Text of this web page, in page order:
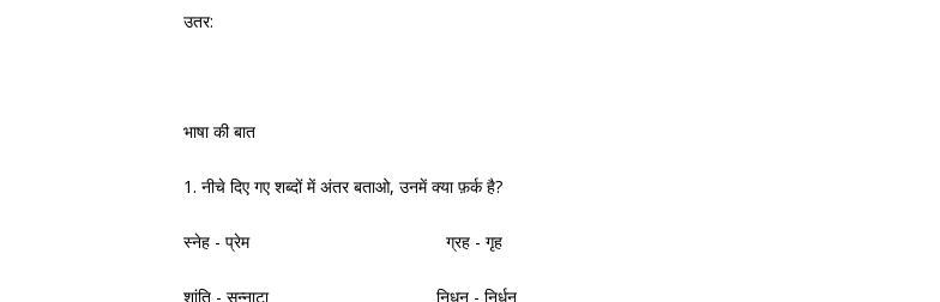
उतर:
भाषा की बात
1. नीचे दिए गए शब्दों में अंतर बताओ, उनमें क्या फ़र्क है?
स्नेह - प्रेम ग्रह - गृह
शांति - सन्नाटा निधन - निर्धन